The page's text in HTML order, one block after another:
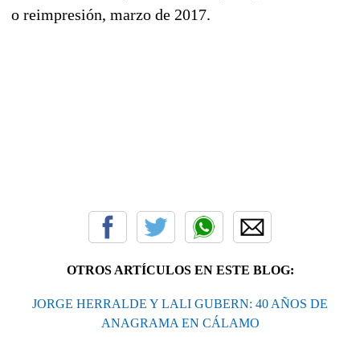
o reimpresión, marzo de 2017.
OTROS ARTÍCULOS EN ESTE BLOG:
JORGE HERRALDE Y LALI GUBERN: 40 AÑOS DE
ANAGRAMA EN CÁLAMO